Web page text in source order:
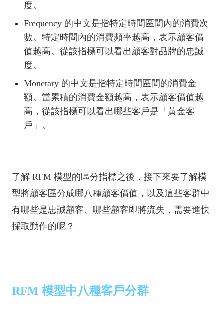
度。
Frequency 的中文是指特定時間區間內的消費次
數。特定時間內的消費頻率越高，表示顧客價
值越高。從該指標可以看出顧客對品牌的忠誠
度。
Monetary 的中文是指特定時間區間的消費金
額。當累積的消費金額越高，表示顧客價值越
高，從該指標可以看出哪些客戶是「黃金客
戶」。
了解 RFM 模型的區分指標之後，接下來要了解模
型將顧客區分成哪八種顧客價值，以及這些客群中
有哪些是忠誠顧客、哪些顧客即將流失，需要進快
採取動作的呢？
RFM 模型中八種客戶分群